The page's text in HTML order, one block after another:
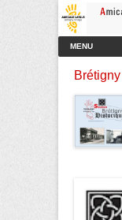
Amicale
Menu principal
Aller au contenu
MENU